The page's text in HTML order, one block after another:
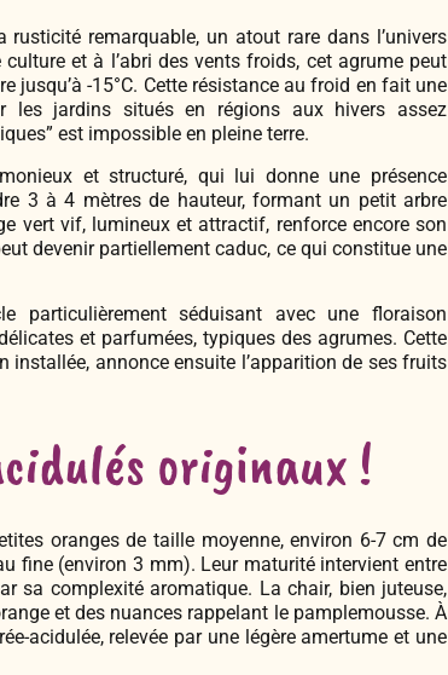
rusticité remarquable, un atout rare dans l’univers
et à l’abri des vents froids, cet agrume peut
jusqu’à -15°C. Cette résistance au froid en fait une
les jardins situés en régions aux hivers assez
est impossible en pleine terre.
et structuré, qui lui donne une présence
3 à 4 mètres de hauteur, formant un petit arbre
vert vif, lumineux et attractif, renforce encore son
devenir partiellement caduc, ce qui constitue une
particulièrement séduisant avec une floraison
et parfumées, typiques des agrumes. Cette
installée, annonce ensuite l’apparition de ses fruits
originaux !
oranges de taille moyenne, environ 6-7 cm de
fine (environ 3 mm). Leur maturité intervient entre
sa complexité aromatique. La chair, bien juteuse,
et des nuances rappelant le pamplemousse. À
acidulée, relevée par une légère amertume et une